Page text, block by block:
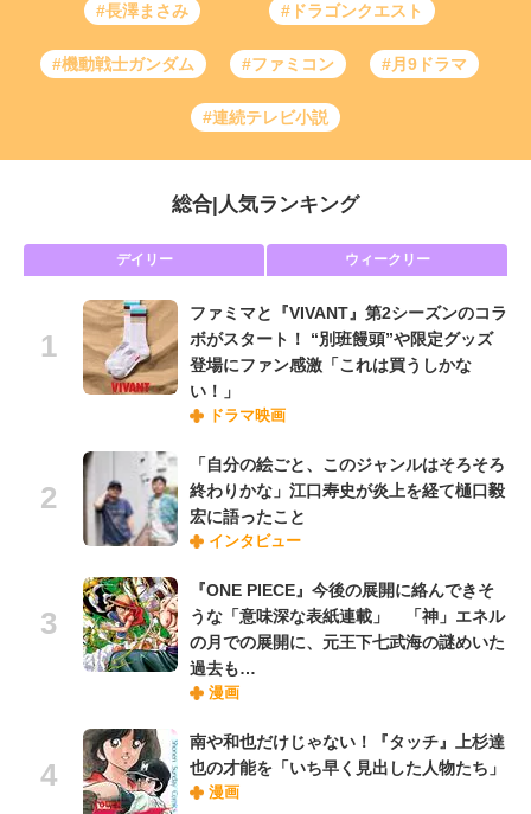
#長澤まさみ #ドラゴンクエスト
#機動戦士ガンダム #ファミコン #月9ドラマ
#連続テレビ小説
総合 人気ランキング
デイリー ウィークリー
ファミマと『VIVANT』第2シーズンのコラ
ボがスタート！ “別班饅頭”や限定グッズ
登場にファン感激「これは買うしかな
い！」
ドラマ映画
「自分の絵ごと、このジャンルはそろそろ
終わりかな」江口寿史が炎上を経て樋口毅
宏に語ったこと
インタビュー
『ONE PIECE』今後の展開に絡んできそ
うな「意味深な表紙連載」 「神」エネル
の月での展開に、元王下七武海の謎めいた
過去も…
漫画
南や和也だけじゃない！『タッチ』上杉達
也の才能を「いち早く見出した人物たち」
漫画